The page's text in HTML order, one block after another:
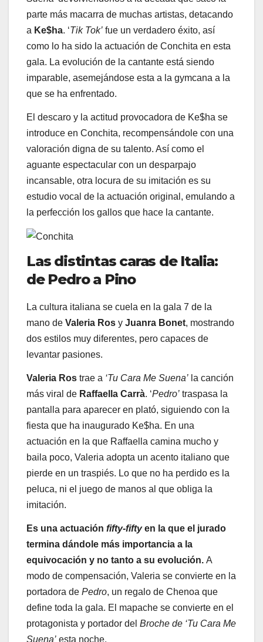
parte más macarra de muchas artistas, detacando
a Ke$ha. ‘Tik Tok’ fue un verdadero éxito, así
como lo ha sido la actuación de Conchita en esta
gala. La evolución de la cantante está siendo
imparable, asemejándose esta a la gymcana a la
que se ha enfrentado.
El descaro y la actitud provocadora de Ke$ha se
introduce en Conchita, recompensándole con una
valoración digna de su talento. Así como el
aguante espectacular con un desparpajo
incansable, otra locura de su imitación es su
estudio vocal de la actuación original, emulando a
la perfección los gallos que hace la cantante.
Las distintas caras de Italia:
de Pedro a Pino
La cultura italiana se cuela en la gala 7 de la
mano de Valeria Ros y Juanra Bonet, mostrando
dos estilos muy diferentes, pero capaces de
levantar pasiones.
Valeria Ros trae a ‘Tu Cara Me Suena’ la canción
más viral de Raffaella Carrà. ‘Pedro’ traspasa la
pantalla para aparecer en plató, siguiendo con la
fiesta que ha inaugurado Ke$ha. En una
actuación en la que Raffaella camina mucho y
baila poco, Valeria adopta un acento italiano que
pierde en un traspiés. Lo que no ha perdido es la
peluca, ni el juego de manos al que obliga la
imitación.
Es una actuación fifty-fiftyen la que el jurado
termina dándole más importancia a la
equivocación y no tanto a su evolución. A
modo de compensación, Valeria se convierte en la
portadora de Pedro, un regalo de Chenoa que
define toda la gala. El mapache se convierte en el
protagonista y portador del Broche de ‘Tu Cara Me
Suena’ esta noche.